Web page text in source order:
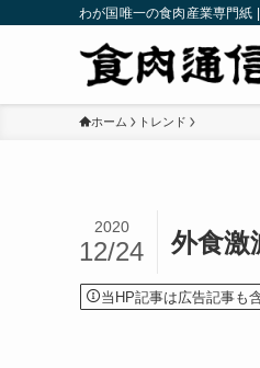
わが国唯一の食肉産業専門紙
ホーム トレンド
外食激
2020
12/24
当HP記事は広告記事も